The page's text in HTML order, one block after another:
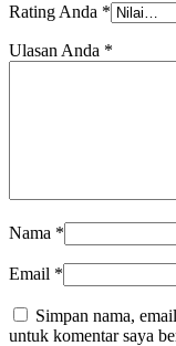
Rating Anda *
Ulasan Anda *
Nama *
Email *
Simpan nama,
untuk komentar saya